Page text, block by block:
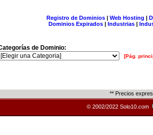
Registro de Dominios| Web Hosting |
Dominios Expirados | Industrias |
de Dominio:
[Pág.
** Precios
© 2002/2022 Solo10.com